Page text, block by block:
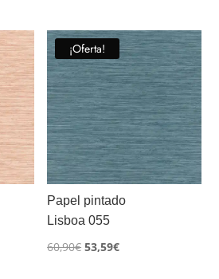
era:
69,90€.
es:
61,51€.
¡Oferta!
Papel pintado
Lisboa 055
60,90€ El
53,59€El